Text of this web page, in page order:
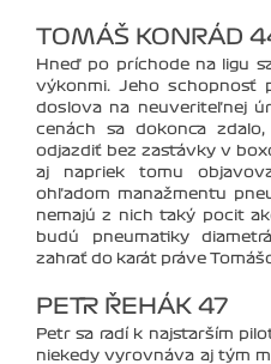
TOMÁŠ KONRÁD
Hneď po príchode na ligu
výkonmi. Jeho schopnosť
doslova na neuveriteľnej
cenách sa dokonca
odjazdiť bez zastávky v
aj napriek tomu
ohľadom manažmentu
nemajú z nich taký pocit
budú pneumatiky
zahrať do karát práve
PETR ŘEHÁK 47
Petr sa radí k najstarším
niekedy vyrovnáva aj tým